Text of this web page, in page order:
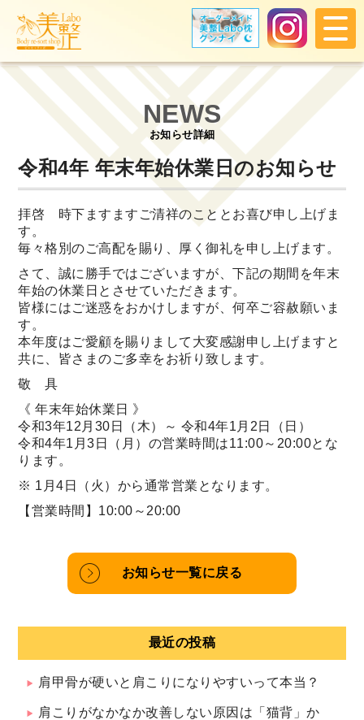
NEWS
お知らせ詳細
令和4年 年末年始休業日のお知らせ
拝啓 時下ますますご清祥のこととお喜び申し上げま
す。
毎々格別のご高配を賜り、厚く御礼を申し上げます。
さて、誠に勝手ではございますが、下記の期間を年末
年始の休業日とさせていただきます。
皆様にはご迷惑をおかけしますが、何卒ご容赦願いま
す。
本年度はご愛顧を賜りまして大変感謝申し上げますと
共に、皆さまのご多幸をお祈り致します。
敬 具
《 年末年始休業日 》
令和3年12月30日（木）～ 令和4年1月2日（日）
令和4年1月3日（月）の営業時間は11:00～20:00とな
ります。
※ 1月4日（火）から通常営業となります。
【営業時間】10:00～20:00
お知らせ一覧に戻る
最近の投稿
肩甲骨が硬いと肩こりになりやすいって本当？
肩こりがなかなか改善しない原因は「猫背」か